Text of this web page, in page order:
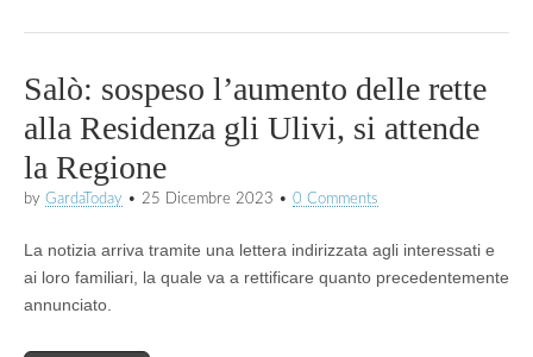
Salò: sospeso l’aumento delle rette
alla Residenza gli Ulivi, si attende
la Regione
by GardaToday • 25 Dicembre 2023 • 0 Comments
La notizia arriva tramite una lettera indirizzata agli interessati e
ai loro familiari, la quale va a rettificare quanto precedentemente
annunciato.